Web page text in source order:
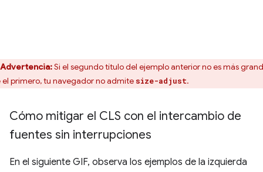
Advertencia:Si el segundo título del ejemplo anterior no es más
el primero, tu navegador no admite size-adjust.
Cómo mitigar el CLS con el intercambio de
fuentes sin interrupciones
En el siguiente GIF, observa los ejemplos de la izquierda